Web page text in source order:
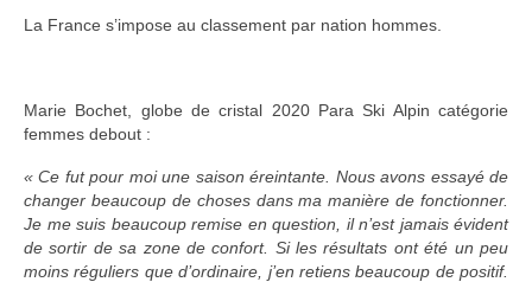
La France s’impose au classement par nation hommes.
Marie Bochet, globe de cristal 2020 Para Ski Alpin catégorie
femmes debout :
« Ce fut pour moi une saison éreintante. Nous avons essayé de
changer beaucoup de choses dans ma manière de fonctionner.
Je me suis beaucoup remise en question, il n’est jamais évident
de sortir de sa zone de confort. Si les résultats ont été un peu
moins réguliers que d’ordinaire, j’en retiens beaucoup de positif.